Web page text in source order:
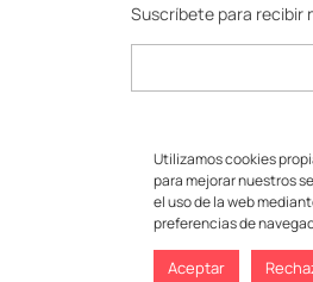
Suscríbete para recibir
Utilizamos cookies
para mejorar nuestros
el uso de la web
preferencias de
Aceptar